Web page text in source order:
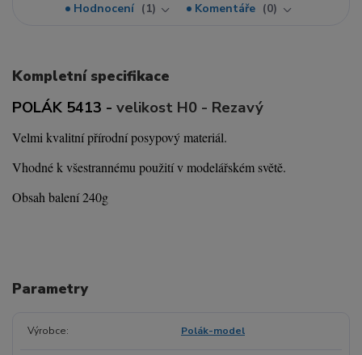
Hodnocení
1 Komentáře 0
Kompletní specifikace
POLÁK 5413 - velikost H0 - Rezavý
Velmi kvalitní přírodní posypový materiál.
Vhodné k všestrannému použití v modelářském světě.
Obsah balení 240g
Parametry
Výrobce Polák-model